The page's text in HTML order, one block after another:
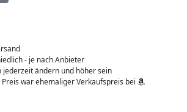
- je nach Anbieter
jederzeit ändern und höher sein
war ehemaliger Verkaufspreis bei